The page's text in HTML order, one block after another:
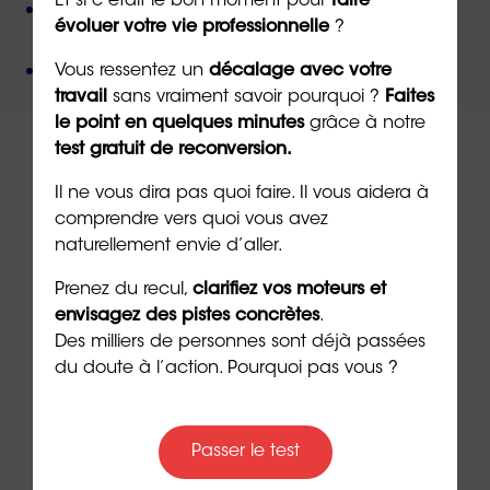
Une méthode créée parun docteur en
psychologie,
Un organisme de formationcertifié QUALIOPI
À lire sur le même thème
évoluer votre vie professionnelle?
Vous ressentez un décalage avec votre
travail sans vraiment savoir pourquoi ? Faites
le point en quelques minutesgrâce à notre
test gratuit de reconversion.
Il ne vous dira pas quoi faire. Il vous aidera à
comprendre vers quoi vous avez
naturellement envie d’aller.
Prenez du recul, clarifiez vos moteurs et
envisagez des pistes concrètes.
Des milliers de personnes sont déjà passées
du doute à l’action. Pourquoi pas vous ?
Passer le test